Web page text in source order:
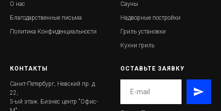
О нас
Благодарственные письма
Политика Конфиденциальности
Сауны
Надворные постройки
Гриль установки
Кухни гриль
КОНТАКТЫ
Санкт-Петербург, Невский пр. д.
22,
5-ый этаж. Бизнес центр "Офис-
ОСТАВЬТЕ ЗАЯВКУ